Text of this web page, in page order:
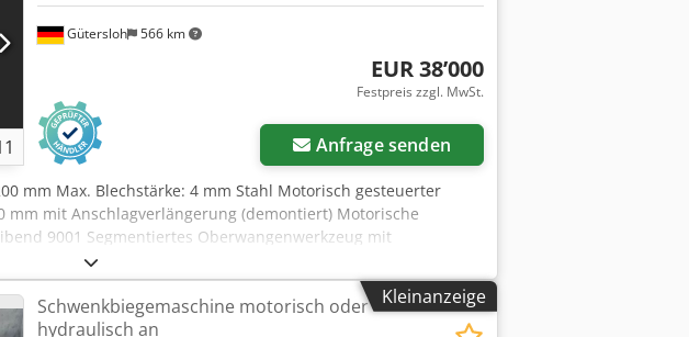
Gütersloh 566 km
EUR 38’000
Festpreis zzgl. MwSt.
Anfrage senden
mm Max. Blechstärke: 4 mm Stahl Motorisch gesteuerter
mm mit Anschlagverlängerung (demontiert) Motorische
9001 Segmentiertes Oberwangenwerkzeug mit
100 mm) Djdpsxl Dt Nofx Ahqokr Bedienungsanleitung Gewicht:
Kleinanzeige
Schwenkbiegemaschine motorisch oder
hydraulisch an